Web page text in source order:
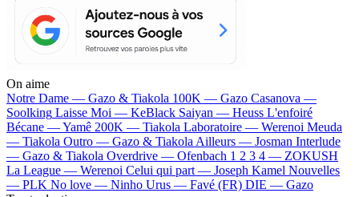
On aime
Notre Dame — Gazo & Tiakola 100K — Gazo Casanova —
Soolking Laisse Moi — KeBlack Saiyan — Heuss L'enfoiré
Bécane —Yamê 200K — Tiakola Laboratoire — Werenoi Meuda
— Tiakola Outro — Gazo & Tiakola Ailleurs — Josman Interlude
— Gazo & Tiakola Overdrive — Ofenbach 1 2 3 4 — ZOKUSH
La League — Werenoi Celui qui part — Joseph Kamel Nouvelles
— PLK No love — Ninho Urus — Favé (FR) DIE — Gazo